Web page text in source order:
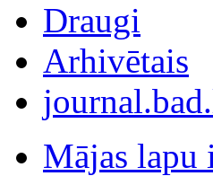
Draugi
Arhivētais
Mājas lapu